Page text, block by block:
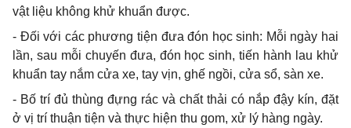
vật liệu không khử khuẩn được.
- Đối với các phương tiện đưa đón học sinh: Mỗi ngày hai
lần, sau mỗi chuyến đưa, đón học sinh, tiến hành lau khử
khuẩn tay nắm cửa xe, tay vịn, ghế ngồi, cửa sổ, sàn xe.
- Bố trí đủ thùng đựng rác và chất thải có nắp đậy kín, đặt
ở vị trí thuận tiện và thực hiện thu gom, xử lý hàng ngày.